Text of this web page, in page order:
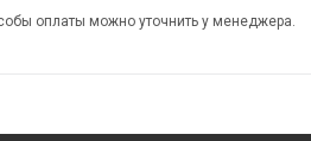
оплаты можно уточнить у менеджера.